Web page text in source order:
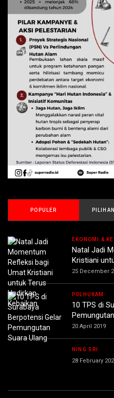
POPULER
EKONOMI &
Natal Jadi
Kristiani
25 December
POLHUKAM
10 TPS di
20 April 2019
NING SRI
28 February